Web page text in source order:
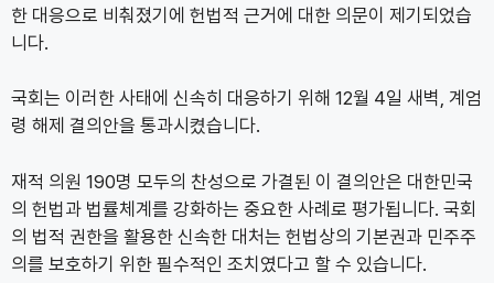
한 대응으로 비춰졌기에 헌법적 근거에 대한 의문이 제기되었습
니다.
국회는 이러한 사태에 신속히 대응하기 위해 12월 4일 새벽, 계엄
령 해제 결의안을 통과시켰습니다.
재적 의원 190명 모두의 찬성으로 가결된 이 결의안은 대한민국
의 헌법과 법률체계를 강화하는 중요한 사례로 평가됩니다. 국회
의 법적 권한을 활용한 신속한 대처는 헌법상의 기본권과 민주주
의를 보호하기 위한 필수적인 조치였다고 할 수 있습니다.